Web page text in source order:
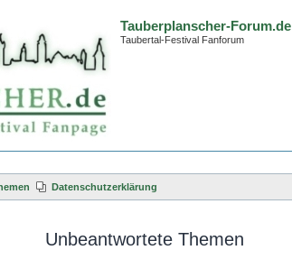
Tauberplanscher-Forum.de
Taubertal-Festival Fanforum
Datenschutzerklärung
Unbeantwortete Themen